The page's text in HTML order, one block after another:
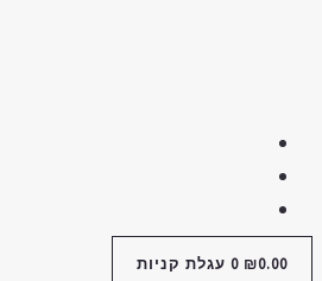
₪0.00
0 עגלת קניות